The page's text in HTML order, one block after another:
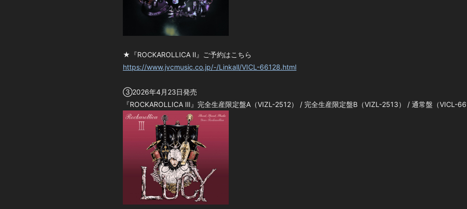
★『ROCKAROLLICA Ⅱ』ご予約はこちら
https://www.jvcmusic.co.jp/-/Linkall/VICL-66128.html
③2026年4月23日発売
『ROCKAROLLICA Ⅲ』完全生産限定盤A（VIZL-2512） / 完全生産限定盤B（VIZL-2513） / 通常盤（VICL-